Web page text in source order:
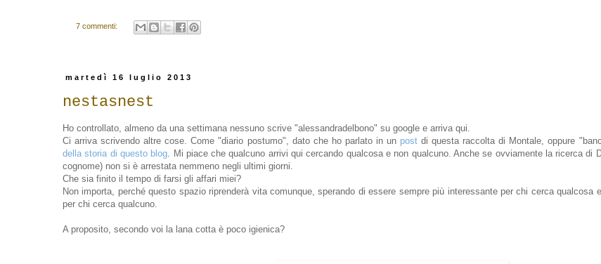
7 commenti:
martedì 16 luglio 2013
nestasnest
Ho controllato, almeno da una settimana nessuno scrive "alessandradelbono" su google e arriva qui.
Ci arriva scrivendo altre cose. Come "diario postumo", dato che ho parlato in un post di questa raccolta di Montale, oppure
della storia di questo blog. Mi piace che qualcuno arrivi qui cercando qualcosa e non qualcuno. Anche se ovviamente la ricerca di
cognome) non si è arrestata nemmeno negli ultimi giorni.
Che sia finito il tempo di farsi gli affari miei?
Non importa, perché questo spazio riprenderà vita comunque, sperando di essere sempre più interessante per chi cerca qualcosa
per chi cerca qualcuno.
A proposito, secondo voi la lana cotta è poco igienica?